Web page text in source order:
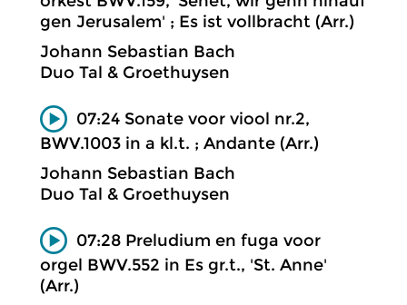
gen Jerusalem' ; Es ist vollbracht (Arr.)
Johann Sebastian Bach
Duo Tal & Groethuysen
07:24 Sonate voor viool nr.2,
BWV.1003 in a kl.t. ; Andante (Arr.)
Johann Sebastian Bach
Duo Tal & Groethuysen
07:28 Preludium en fuga voor
orgel BWV.552 in Es gr.t., 'St. Anne'
(Arr.)